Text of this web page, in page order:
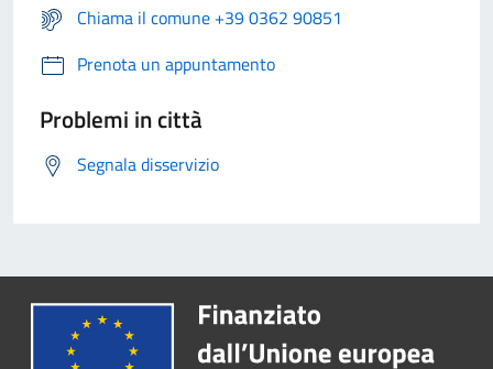
Chiama il comune +39 0362 90851
Prenota un appuntamento
Problemi in città
Segnala disservizio